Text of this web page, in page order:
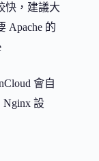
快，建議大
Apache 的
會自
設